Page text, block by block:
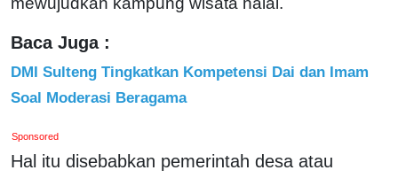
Baca Juga :
DMI Sulteng Tingkatkan Kompetensi Dai dan Imam
Soal Moderasi Beragama
Sponsored
Hal itu disebabkan pemerintah desa atau